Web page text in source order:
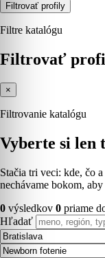
Filtrovať profily
Filtre katalógu
Filtrovať
×
Filtrovanie katalógu
Vyberte si len
Stačia tri veci: kde, čo
nechávame bokom,
0 výsledkov 0 priame
Hľadať